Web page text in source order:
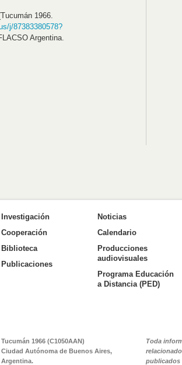
1966.
j/87383380578?
Argentina.
Investigación
Cooperación
Biblioteca
Publicaciones
Noticias
Calendario
Producciones
audiovisuales
Programa Educación
a Distancia (PED)
Tucumán 1966 (C1050AAN)
Ciudad Autónoma de Buenos Aires,
Argentina.
Toda
publicados